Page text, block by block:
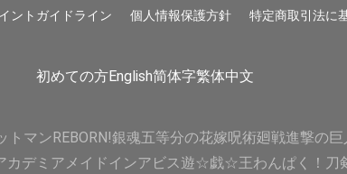
ントガイドライン 個人情報保護方針 特定商取引法に
初めての方English简体字繁体中文
トマンREBORN!銀魂五等分の花嫁呪術廻戦進撃の巨
カデミア メイドインアビス遊☆戯☆王わんぱく！刀